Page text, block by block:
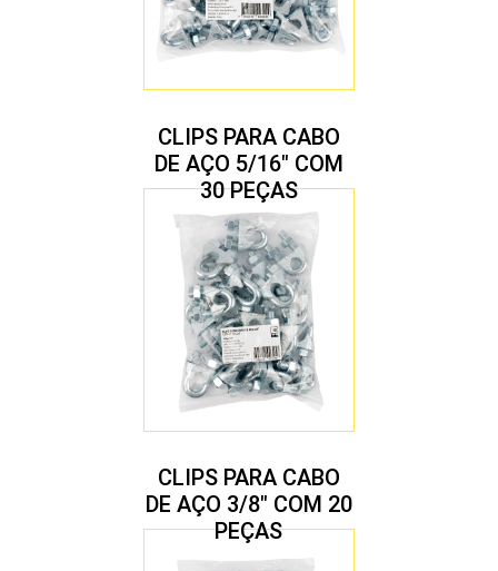
CLIPS PARA CABO
DE AÇO 5/16″ COM
30 PEÇAS
CLIPS PARA CABO
DE AÇO 3/8″ COM 20
PEÇAS